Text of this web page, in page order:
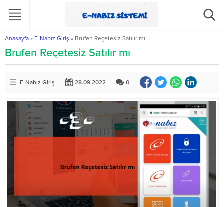
Anasayfa » E-Nabız Giriş » Brufen Reçetesiz Satılır mı
Brufen Reçetesiz Satılır mı
E-Nabız Giriş 28.09.2022 0